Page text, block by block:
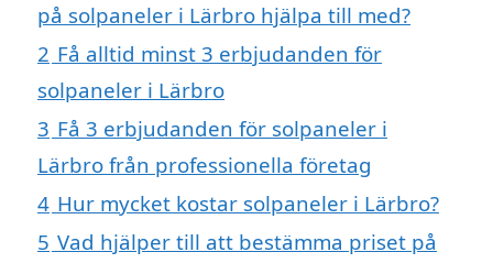
på solpaneler i Lärbro hjälpa till med?
2 Få alltid minst 3 erbjudanden för
solpaneler i Lärbro
3 Få 3 erbjudanden för solpaneler i
Lärbro från professionella företag
4 Hur mycket kostar solpaneler i Lärbro?
5 Vad hjälper till att bestämma priset på